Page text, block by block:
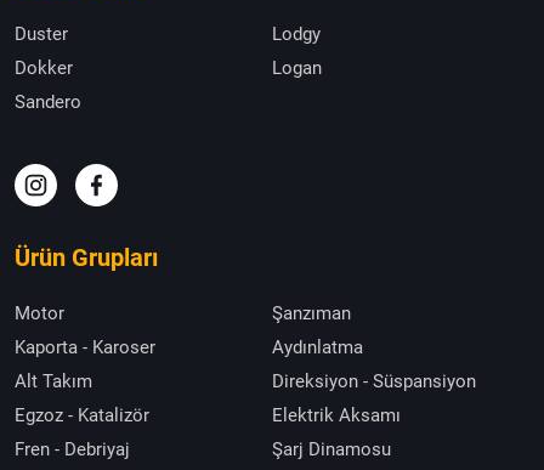
Duster
Lodgy
Dokker
Logan
Sandero
Ürün Grupları
Motor
Şanzıman
Kaporta - Karoser
Aydınlatma
Alt Takım
Direksiyon - Süspansiyon
Egzoz - Katalizör
Elektrik Aksamı
Fren - Debriyaj
Şarj Dinamosu